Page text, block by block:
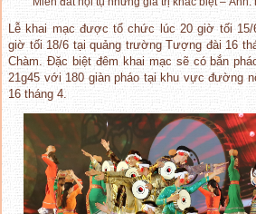
Lễ khai mạc được tổ chức lúc 20 giờ tối
giờ tối 18/6 tại quảng trường Tượng đài 16
Chàm. Đặc biệt đêm khai mạc sẽ có bắn
21g45 với 180 giàn pháo tại khu vực đường
16 tháng 4.